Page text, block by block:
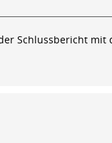
Schlussbericht